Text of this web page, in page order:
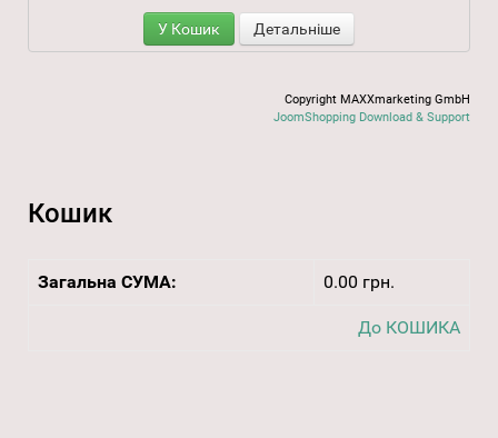
У Кошик Детальніше
Copyright MAXXmarketing GmbH
JoomShopping Download & Support
Кошик
Загальна СУМА: 0.00 грн.
До КОШИКА